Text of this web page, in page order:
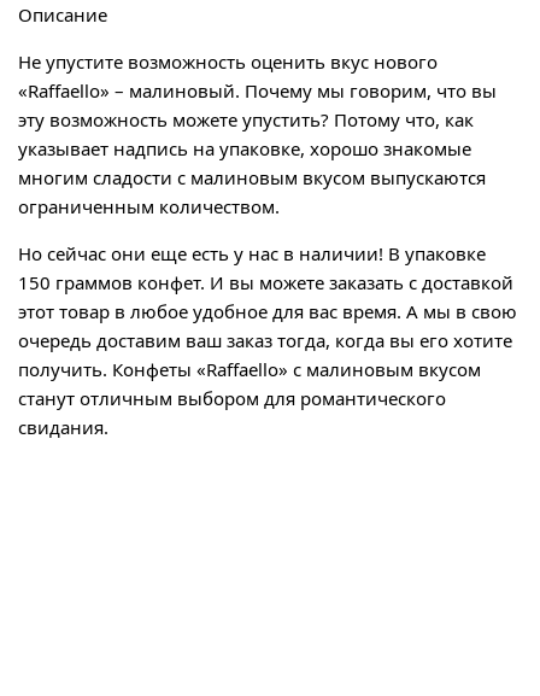
Описание
Не упустите возможность оценить вкус нового
«Raffaello» – малиновый. Почему мы говорим, что вы
эту возможность можете упустить? Потому что, как
указывает надпись на упаковке, хорошо знакомые
многим сладости с малиновым вкусом выпускаются
ограниченным количеством.
Но сейчас они еще есть у нас в наличии! В упаковке
150 граммов конфет. И вы можете заказать с доставкой
этот товар в любое удобное для вас время. А мы в свою
очередь доставим ваш заказ тогда, когда вы его хотите
получить. Конфеты «Raffaello» с малиновым вкусом
станут отличным выбором для романтического
свидания.